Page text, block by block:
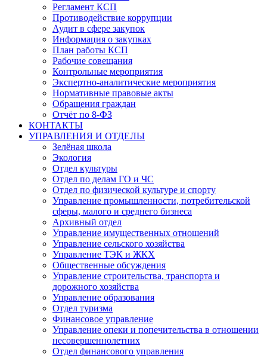
Регламент КСП
Противодействие коррупции
Аудит в сфере закупок
Информация о закупках
План работы КСП
Рабочие совещания
Контрольные мероприятия
Экспертно-аналитические мероприятия
Нормативные правовые акты
Обращения граждан
Отчёт по 8-ФЗ
КОНТАКТЫ
УПРАВЛЕНИЯ И ОТДЕЛЫ
Зелёная школа
Экология
Отдел культуры
Отдел по делам ГО и ЧС
Отдел по физической культуре и спорту
Управление промышленности, потребительской
сферы, малого и среднего бизнеса
Архивный отдел
Управление имущественных отношений
Управление сельского хозяйства
Управление ТЭК и ЖКХ
Общественные обсуждения
Управление строительства, транспорта и
дорожного хозяйства
Управление образования
Отдел туризма
Финансовое управление
Управление опеки и попечительства в отношении
несовершеннолетних
Отдел финансового управления